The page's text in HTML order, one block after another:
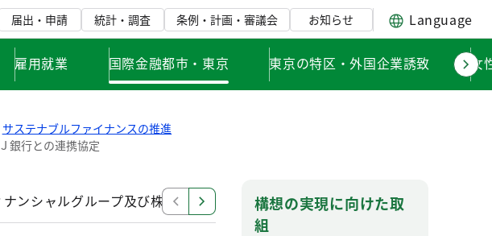
届出・申請 統計・調査 条例・計画・審議会 お知らせ Language
雇用就業 国際金融都市・東京 東京の特区・外国企業誘致 女
サステナブルファイナンスの推進
銀行との連携協定
ンシャルグループ及び株式会社きらぼし銀行との連携協定 株式会社群馬銀
構想の実現に向けた取
組